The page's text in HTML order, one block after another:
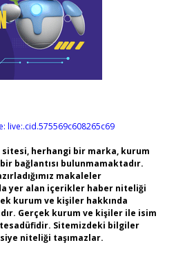
live:.cid.575569c608265c69
herhangi bir marka, kurum
bağlantısı bulunmamaktadır.
makaleler
yer alan içerikler haber niteliği
kurum ve kişiler hakkında
Gerçek kurum ve kişiler ile isim
Sitemizdeki bilgiler
niteliği taşımazlar.